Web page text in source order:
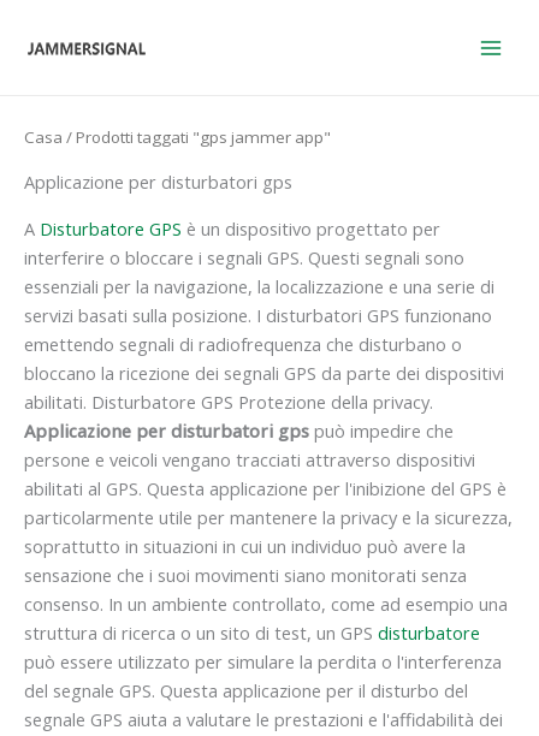
Casa / Prodotti taggati "gps jammer app"
Applicazione per disturbatori gps
A Disturbatore GPS è un dispositivo progettato per
interferire o bloccare i segnali GPS. Questi segnali sono
essenziali per la navigazione, la localizzazione e una serie di
servizi basati sulla posizione. I disturbatori GPS funzionano
emettendo segnali di radiofrequenza che disturbano o
bloccano la ricezione dei segnali GPS da parte dei dispositivi
abilitati. Disturbatore GPS Protezione della privacy.
Applicazione per disturbatori gps può impedire che
persone e veicoli vengano tracciati attraverso dispositivi
abilitati al GPS. Questa applicazione per l'inibizione del GPS è
particolarmente utile per mantenere la privacy e la sicurezza,
soprattutto in situazioni in cui un individuo può avere la
sensazione che i suoi movimenti siano monitorati senza
consenso. In un ambiente controllato, come ad esempio una
struttura di ricerca o un sito di test, un GPS disturbatore
può essere utilizzato per simulare la perdita o l'interferenza
del segnale GPS. Questa applicazione per il disturbo del
segnale GPS aiuta a valutare le prestazioni e l'affidabilità dei